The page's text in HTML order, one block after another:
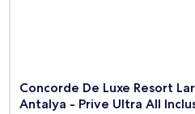
Concorde
De
Concorde De Luxe Resort
Antalya - Prive Ultra All